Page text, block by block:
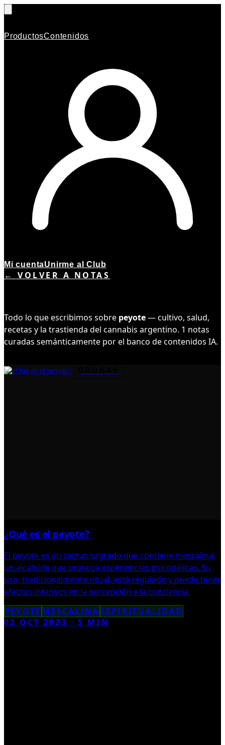
ProductosContenidos
Mi cuentaUnirme al Club
← VOLVER A NOTAS
Todo lo que escribimos sobre peyote— cultivo, salud,
recetas y la trastienda del cannabis argentino. 1 notas
curadas semánticamente por el banco de contenidos IA.
¿Qué es el peyote?
El peyote es un cactus sagrado que contiene mescalina,
un alcaloide que provoca experiencias psicodélicas. Su
uso, tradicionalmente ritual, está regulado y puede tener
efectos intensos en la percepción y la conciencia.
PEYOTE MESCALINA ESPIRITUALIDAD
02 OCT 2023 ·5 MIN